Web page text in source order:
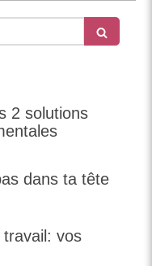
2 solutions
dans ta tête
vos